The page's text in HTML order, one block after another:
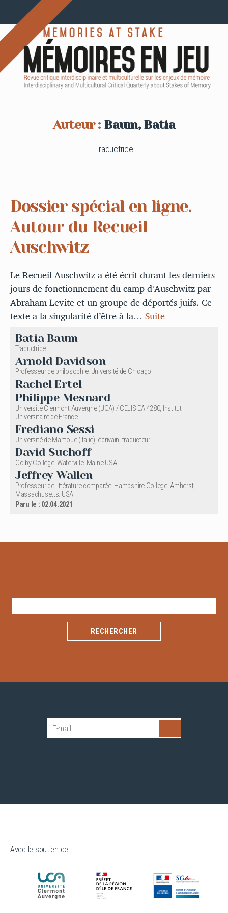
Auteur : Baum, Batia
Traductrice
Dossier spécial en ligne.
Autour du Recueil
Auschwitz
Le Recueil Auschwitz a été écrit durant les derniers
jours de fonctionnement du camp d’Auschwitz par
Abraham Levite et un groupe de déportés juifs. Ce
texte a la singularité d’être à la… Suite
Batia Baum
Traductrice
Arnold Davidson
Professeur de philosophie. Université de Chicago
Rachel Ertel
Philippe Mesnard
Université Clermont Auvergne (UCA) / CELIS EA 4280, Institut
Universitaire de France
Frediano Sessi
Université de Mantoue (Italie), écrivain, traducteur
David Suchoff
Colby College. Waterville. Maine USA
Jeffrey Wallen
Professeur de littérature comparée. Hampshire College. Amherst,
Massachusetts. USA
Paru le : 02.04.2021
Avec le soutien de